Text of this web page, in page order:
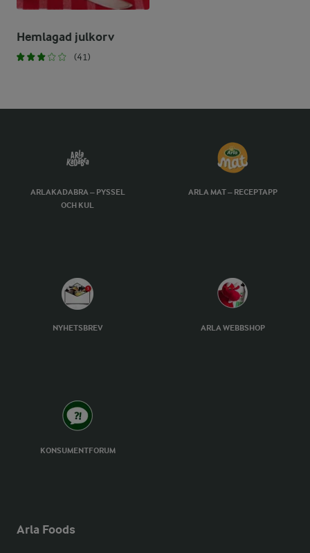
Hemlagad julkorv
(41)
ARLAKADABRA – PYSSEL
OCH KUL
ARLA MAT – RECEPTAPP
NYHETSBREV ARLA WEBBSHOP
KONSUMENTFORUM
Arla Foods